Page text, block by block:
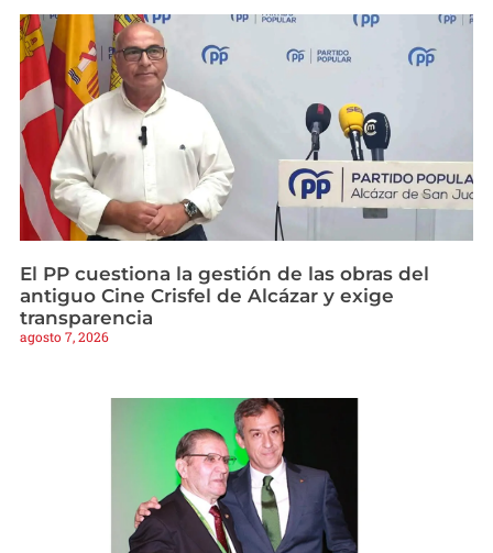
El PP cuestiona la gestión de las obras del
antiguo Cine Crisfel de Alcázar y exige
transparencia
agosto 7, 2026